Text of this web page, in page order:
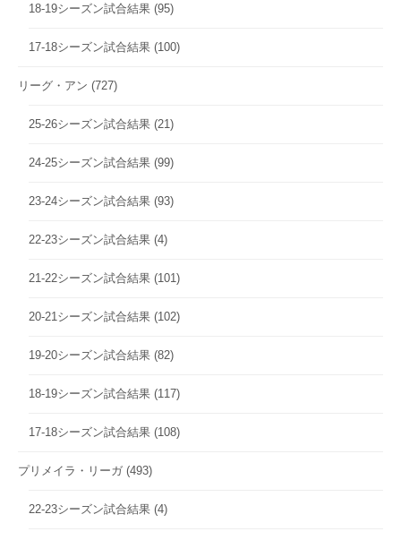
18-19シーズン試合結果 (95)
17-18シーズン試合結果 (100)
リーグ・アン (727)
25-26シーズン試合結果 (21)
24-25シーズン試合結果 (99)
23-24シーズン試合結果 (93)
22-23シーズン試合結果 (4)
21-22シーズン試合結果 (101)
20-21シーズン試合結果 (102)
19-20シーズン試合結果 (82)
18-19シーズン試合結果 (117)
17-18シーズン試合結果 (108)
プリメイラ・リーガ (493)
22-23シーズン試合結果 (4)